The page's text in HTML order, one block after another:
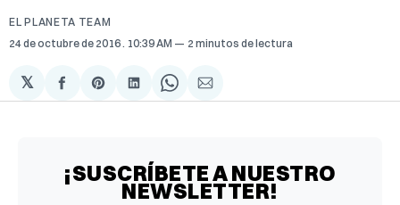
EL PLANETA TEAM
24 de octubre de 2016 . 10:39 AM 2 minutos de lectura
𝕏
Compartir
en
Share
on
Compartir
en
Share
on
Compartir
via
¡SUSCRÍBETE A NUESTRO
NEWSLETTER!